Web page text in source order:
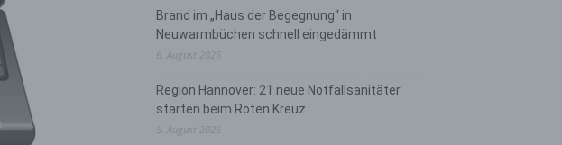
Brand im „Haus der Begegnung“ in
Neuwarmbüchen schnell eingedämmt
6. August 2026
Region Hannover: 21 neue Notfallsanitäter
starten beim Roten Kreuz
5. August 2026